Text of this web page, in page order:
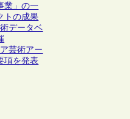
業」の一
トの成果
データベ
芸術アー
項を発表